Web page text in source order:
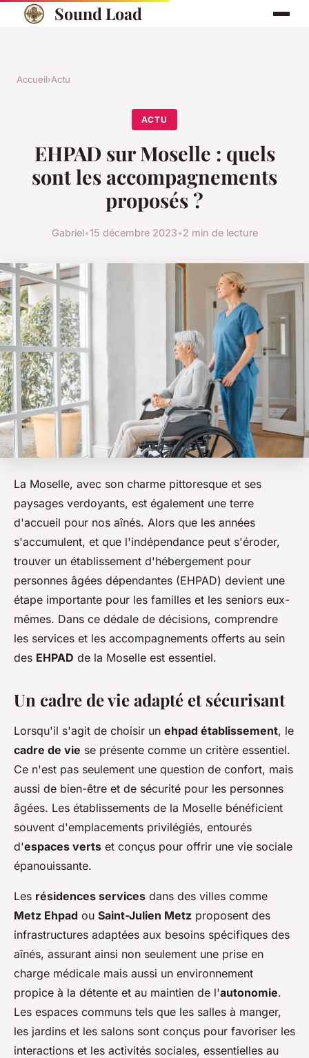
Sound Load
Accueil›Actu
ACTU
EHPAD sur Moselle : quels
sont les accompagnements
proposés ?
Gabriel•15 décembre 2023•2 min de lecture
La Moselle, avec son charme pittoresque et ses
paysages verdoyants, est également une terre
d'accueil pour nos aînés. Alors que les années
s'accumulent, et que l'indépendance peut s'éroder,
trouver un établissement d'hébergement pour
personnes âgées dépendantes (EHPAD) devient une
étape importante pour les familles et les seniors eux-
mêmes. Dans ce dédale de décisions, comprendre
les services et les accompagnements offerts au sein
des EHPAD de la Moselle est essentiel.
Un cadre de vie adapté et sécurisant
Lorsqu'il s'agit de choisir un ehpad établissement, le
cadre de vie se présente comme un critère essentiel.
Ce n'est pas seulement une question de confort, mais
aussi de bien-être et de sécurité pour les personnes
âgées. Les établissements de la Moselle bénéficient
souvent d'emplacements privilégiés, entourés
d'espaces verts et conçus pour offrir une vie sociale
épanouissante.
Les résidences services dans des villes comme
Metz Ehpad ou Saint-Julien Metz proposent des
infrastructures adaptées aux besoins spécifiques des
aînés, assurant ainsi non seulement une prise en
charge médicale mais aussi un environnement
propice à la détente et au maintien de l'autonomie.
Les espaces communs tels que les salles à manger,
les jardins et les salons sont conçus pour favoriser les
interactions et les activités sociales, essentielles au